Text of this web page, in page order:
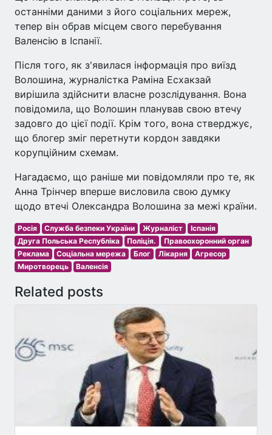
останніми даними з його соціальних мереж,
тепер він обрав місцем свого перебування
Валенсію в Іспанії.
Після того, як з'явилася інформація про виїзд
Волошина, журналістка Раміна Есхакзай
вирішила здійснити власне розслідування. Вона
повідомила, що Волошин планував свою втечу
задовго до цієї події. Крім того, вона стверджує,
що блогер зміг перетнути кордон завдяки
корупційним схемам.
Нагадаємо, що раніше ми повідомляли про те, як
Анна Трінчер вперше висловила свою думку
щодо втечі Олександра Волошина за межі країни.
Росія Служба безпеки України Журналіст
Іспанія
Друга Польська Республіка
Поліція.
Правоохоронний орган
Реклама
Соціальна мережа Блог Лікарня
Агресор
Миротворець
Валенсія
Related posts